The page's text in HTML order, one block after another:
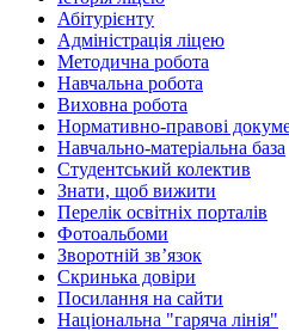
Абітурієнту
Адміністрація ліцею
Методична робота
Навчальна робота
Виховна робота
Нормативно-правові
Навчально-матеріальна база
Студентський колектив
Знати, щоб вижити
Перелік освітніх порталів
Фотоальбоми
Зворотній зв’язок
Скринька довіри
Посилання на сайти
Національна "гаряча лінія"